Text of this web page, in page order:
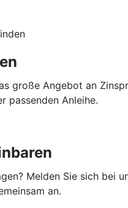
große Angebot an
passenden Anleihe.
Melden Sie sich bei
an.